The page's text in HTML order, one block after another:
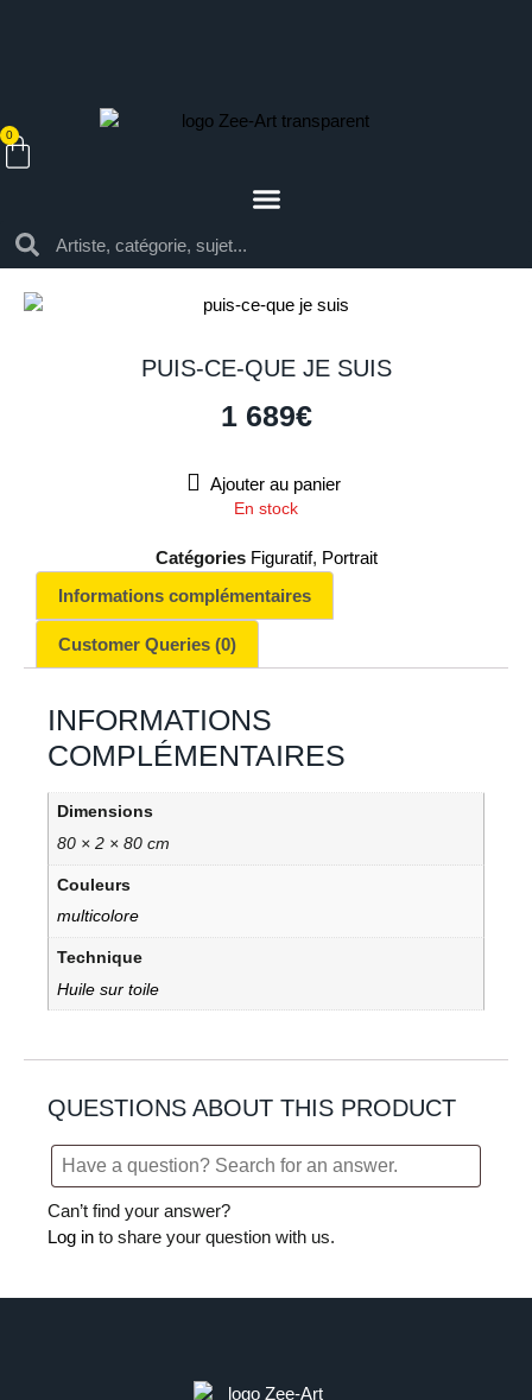
0
PUIS-CE-QUE JE SUIS
1 689€
Ajouter au panier
En stock
Catégories Figuratif, Portrait
Informations complémentaires
Customer Queries (0)
INFORMATIONS
COMPLÉMENTAIRES
Dimensions
80 × 2 × 80 cm
Couleurs
multicolore
Technique
Huile sur toile
QUESTIONS ABOUT THIS PRODUCT
Can’t find your answer?
Log in to share your question with us.